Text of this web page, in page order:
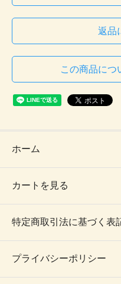
返品
この商品につ
ホーム
カートを見る
特定商取引法に基づく表
プライバシーポリシー